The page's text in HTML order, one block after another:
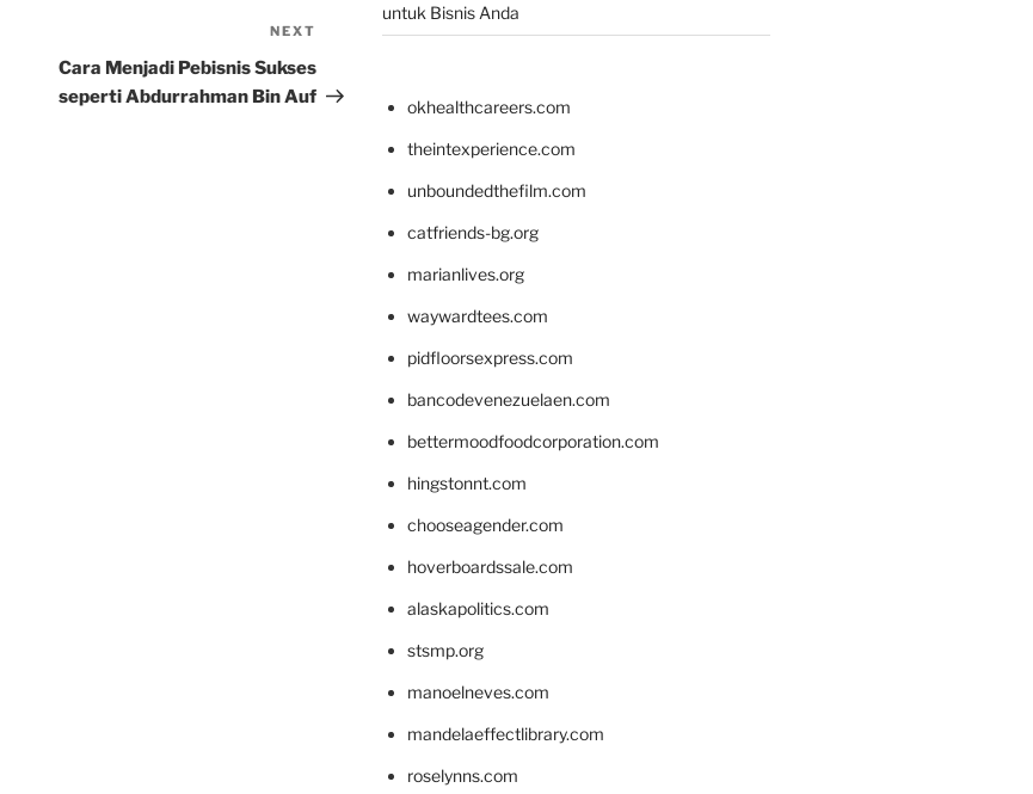
Post
NEXT
Cara Menjadi Pebisnis Sukses
seperti Abdurrahman Bin Auf
untuk Bisnis Anda
okhealthcareers.com
theintexperience.com
unboundedthefilm.com
catfriends-bg.org
marianlives.org
waywardtees.com
pidfloorsexpress.com
bancodevenezuelaen.com
bettermoodfoodcorporation.com
hingstonnt.com
chooseagender.com
hoverboardssale.com
alaskapolitics.com
stsmp.org
manoelneves.com
mandelaeffectlibrary.com
roselynns.com